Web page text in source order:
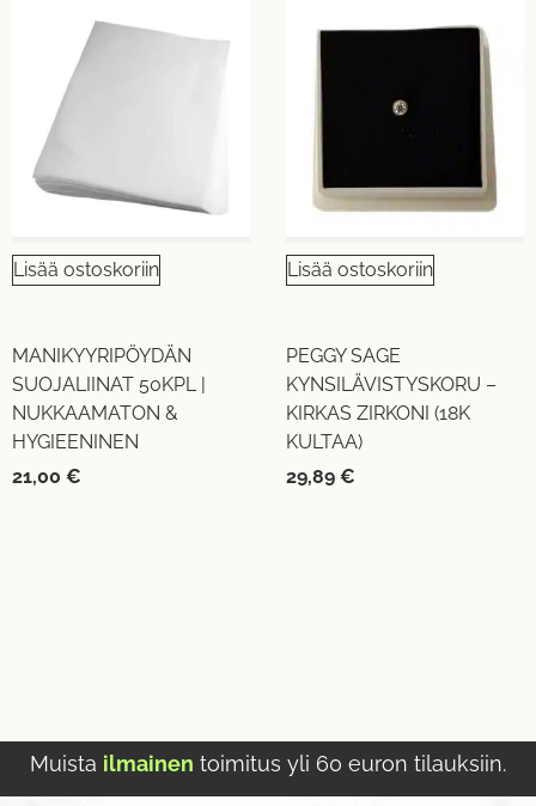
Lisää ostoskoriin
MANIKYYRIPÖYDÄN
SUOJALIINAT 50KPL |
NUKKAAMATON &
HYGIEENINEN
21,00 €
Lisää ostoskoriin
PEGGY SAGE
KYNSILÄVISTYSKORU –
KIRKAS ZIRKONI (18K
KULTAA)
29,89 €
Muista ilmainen toimitus yli 60 euron tilauksiin.